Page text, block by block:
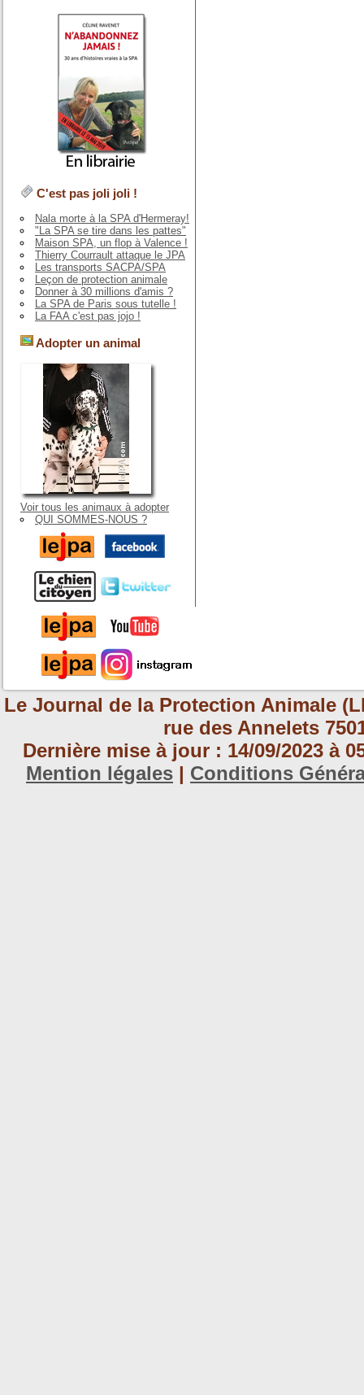
C'est pas joli joli !
Nala morte à la SPA d'Hermeray!
"La SPA se tire dans les pattes"
Maison SPA, un flop à Valence !
Thierry Courrault attaque le JPA
Les transports SACPA/SPA
Leçon de protection animale
Donner à 30 millions d'amis ?
La SPA de Paris sous tutelle !
La FAA c'est pas jojo !
Adopter un animal
Voir tous les animaux à adopter
QUI SOMMES-NOUS ?
Le Journal de la Protection Animale
rue des Annelets
Dernière mise à jour : 14/09/2023 à
Mention légales | Conditions